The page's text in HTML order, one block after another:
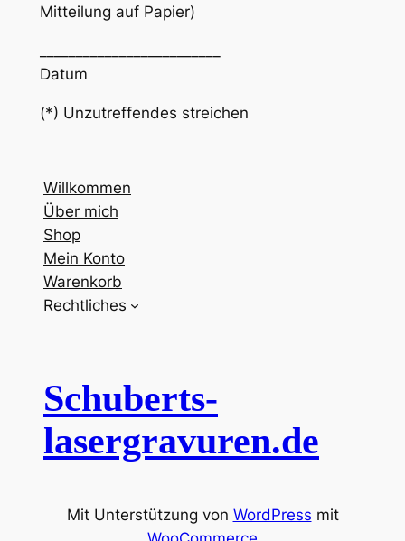
Mitteilung auf Papier)
Datum
(*) Unzutreffendes streichen
Willkommen
Über mich
Shop
Mein Konto
Warenkorb
Rechtliches
Schuberts-
lasergravuren.de
Mit Unterstützung von WordPress mit